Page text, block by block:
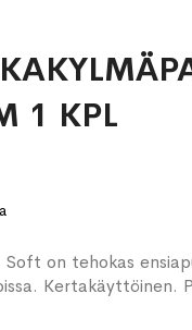
1 KPL
on tehokas
Kertakäyttöinen.